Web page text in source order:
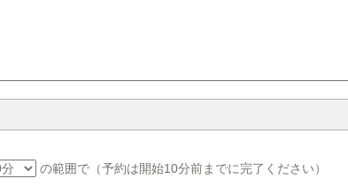
の範囲で（予約は開始10分前までに完了ください）